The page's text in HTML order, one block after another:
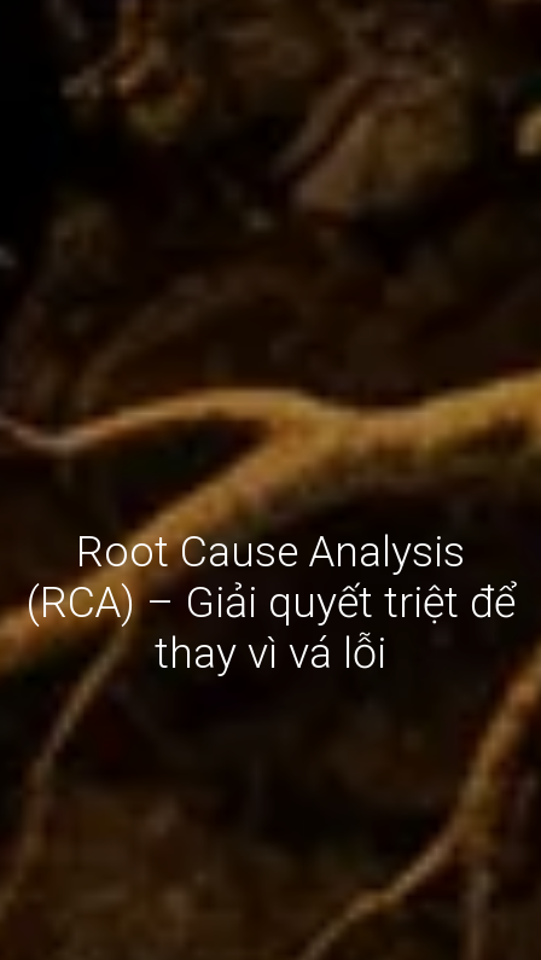
Root Cause Analysis
(RCA) – Giải quyết triệt để
thay vì vá lỗi